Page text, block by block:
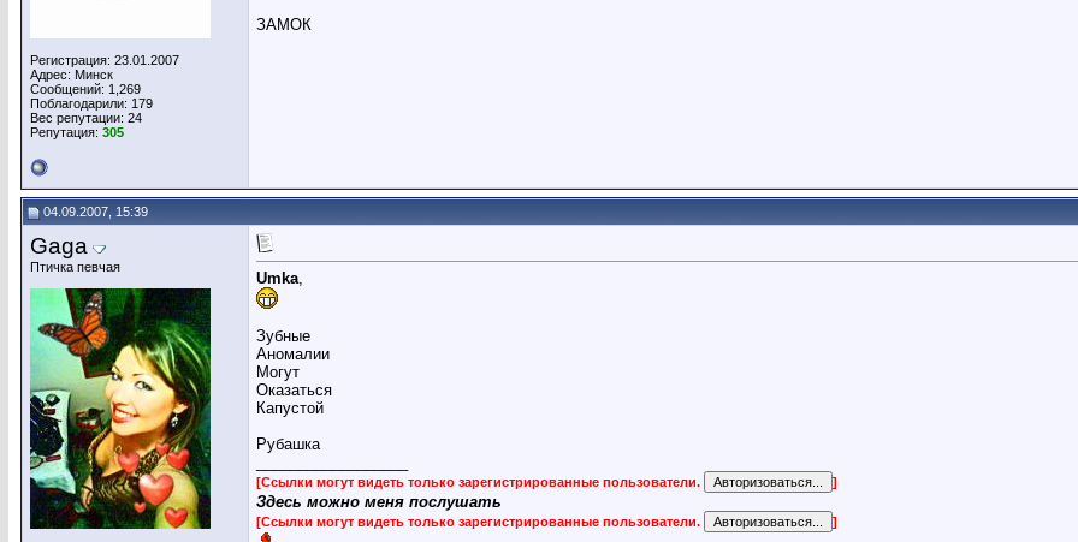
Регистрация: 23.01.2007
Адрес: Минск
Сообщений: 1,269
Поблагодарили: 179
Вес репутации: 24
Репутация: 305
ЗАМОК
04.09.2007, 15:39
Gaga
Птичка певчая
Umka,
Зубные
Аномалии
Могут
Оказаться
Капустой
Рубашка
[Ссылки могут видеть только зарегистрированные пользователи. ]
Здесь можно меня послушать
[Ссылки могут видеть только зарегистрированные пользователи. ]